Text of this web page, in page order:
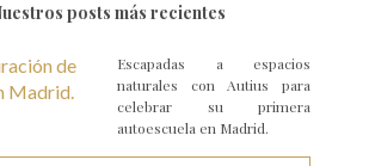
posts más recientes
Escapadas a espacios
naturales con Autius para
celebrar su primera
autoescuela en Madrid.